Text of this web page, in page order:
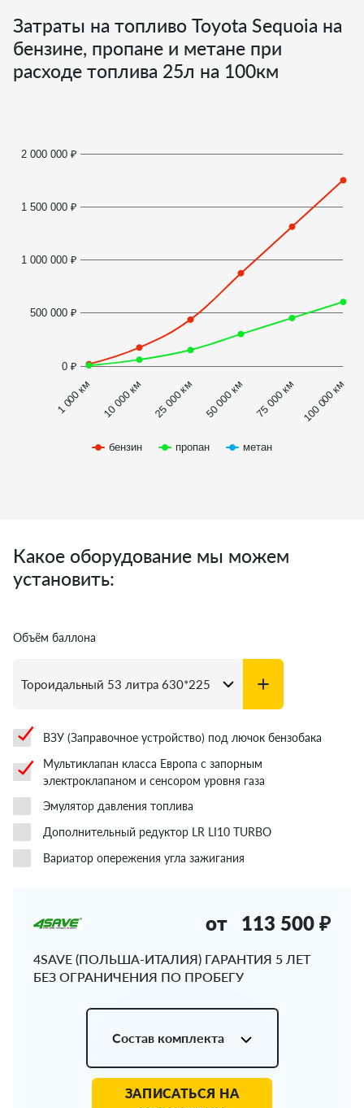
Затраты на топливо Toyota Sequoia на
бензине, пропане и метане при
расходе топлива 25л на 100км
бензин пропан метан
1 000 км 10 000 км 25 000 км 50 000 км 75 000 км 100 000 км
0 ₽
500 000 ₽
1 000 000 ₽
1 500 000 ₽
2 000 000 ₽
Какое оборудование мы можем
установить:
Объём баллона
ВЗУ (Заправочное устройство) под лючок бензобака
Мультиклапан класса Европа с запорным
электроклапаном и сенсором уровня газа
Эмулятор давления топлива
Дополнительный редуктор LR LI10 TURBO
Вариатор опережения угла зажигания
4SAVE (ПОЛЬША-ИТАЛИЯ) ГАРАНТИЯ 5 ЛЕТ
БЕЗ ОГРАНИЧЕНИЯ ПО ПРОБЕГУ
от 113 500 ₽
Состав комплекта
ЗАПИСАТЬСЯ НА